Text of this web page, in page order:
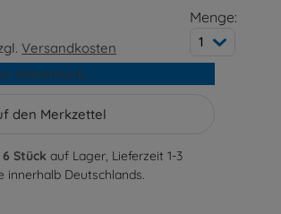
Versandkosten
Menge:
1
den Merkzettel
Warenkorb
Stück auf Lager, Lieferzeit 1-3
innerhalb Deutschlands.